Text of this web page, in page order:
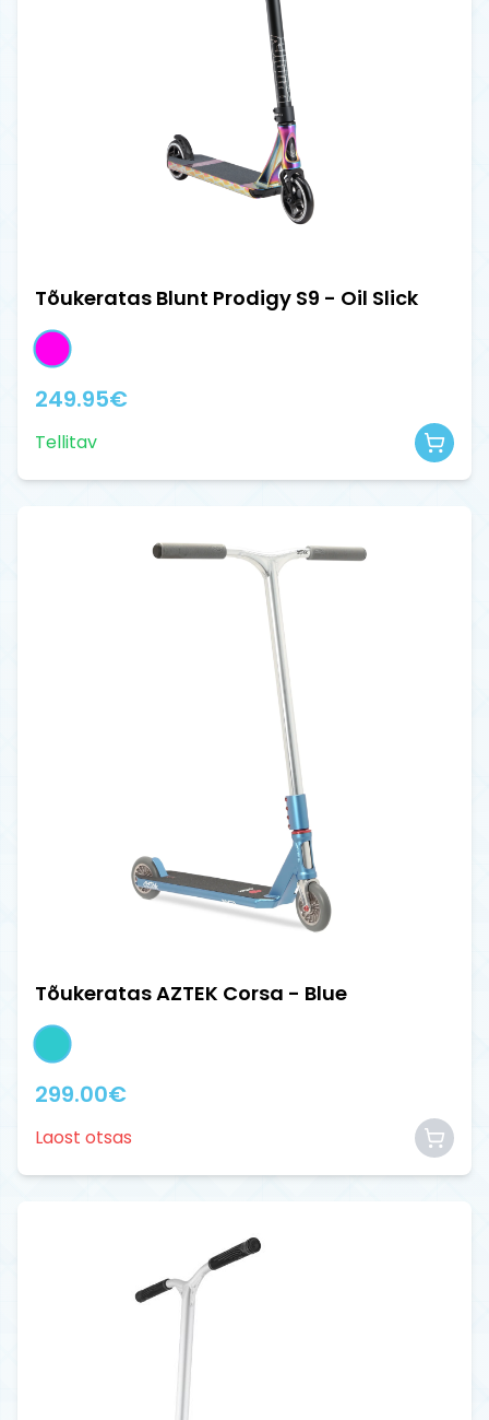
Tõukeratas Blunt Prodigy S9 - Oil Slick
249.95€
Tellitav
Tõukeratas AZTEK Corsa - Blue
299.00€
Laost otsas